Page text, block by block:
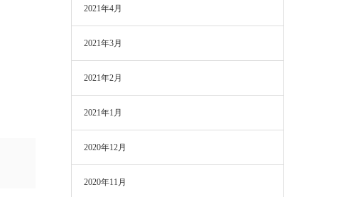
2021年4月
2021年3月
2021年2月
2021年1月
2020年12月
2020年11月